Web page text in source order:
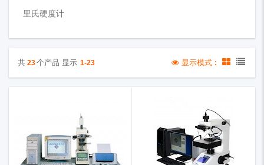
里氏硬度计
共 23个产品 显示 1-23 显示模式︰